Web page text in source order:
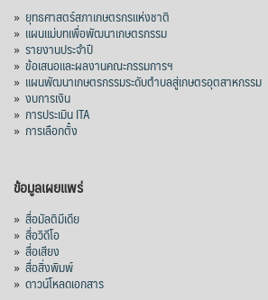
» ยุทธศาสตร์สภาเกษตรกรแห่งชาติ
» แผนแม่บทเพื่อพัฒนาเกษตรกรรม
» รายงานประจำปี
» ข้อเสนอและผลงานคณะกรรมการฯ
» แผนพัฒนาเกษตรกรรมระดับตำบลสู่เกษตรอุตสาหกรรม
» งบการเงิน
» การประเมิน ITA
» การเลือกตั้ง
ข้อมูลเผยแพร่
» สื่อมัลติมีเดีย
» สื่อวิดีโอ
» สื่อเสียง
» สื่อสิ่งพิมพ์
» ดาวน์โหลดเอกสาร